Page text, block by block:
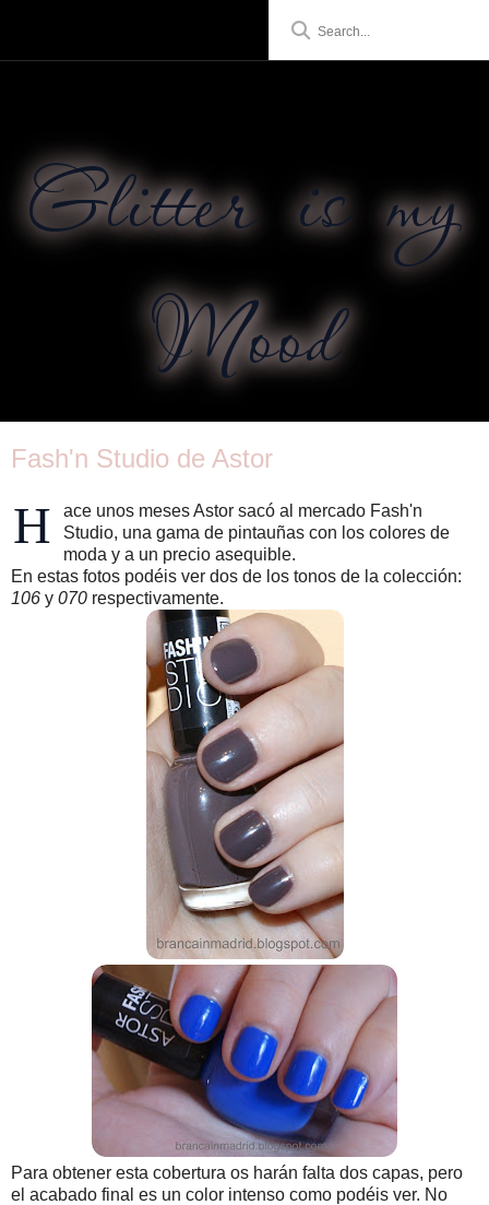
Glitter is my
Mood
Fash'n Studio de Astor
H
ace unos meses Astor sacó al mercado Fash'n
Studio, una gama de pintauñas con los colores de
moda y a un precio asequible.
En estas fotos podéis ver dos de los tonos de la colección:
106 y 070 respectivamente.
Para obtener esta cobertura os harán falta dos capas, pero
el acabado final es un color intenso como podéis ver. No